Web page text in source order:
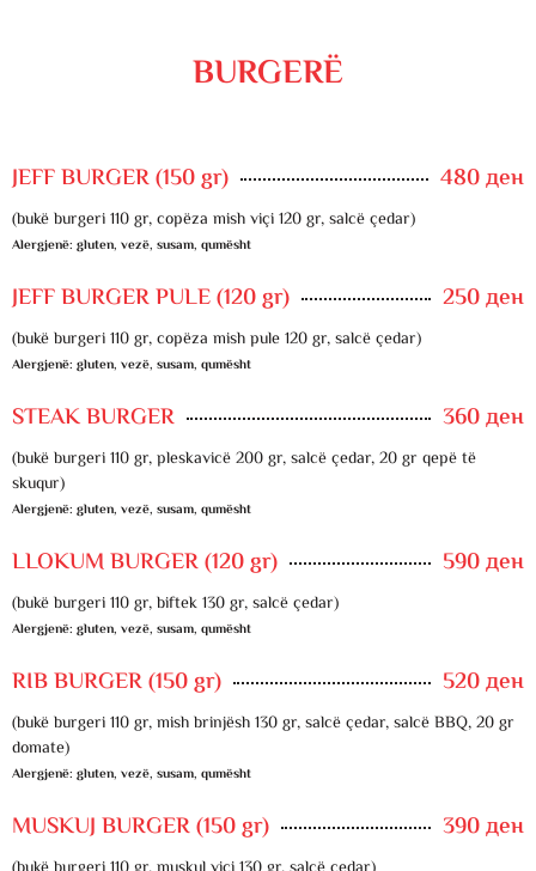
BURGERË
JEFF BURGER (150 gr) 480 ден
(bukë burgeri 110 gr, copëza mish viçi 120 gr, salcë çedar)
Alergjenë: gluten, vezë, susam, qumësht
JEFF BURGER PULE (120 gr) 250 ден
(bukë burgeri 110 gr, copëza mish pule 120 gr, salcë çedar)
Alergjenë: gluten, vezë, susam, qumësht
STEAK BURGER 360 ден
(bukë burgeri 110 gr, pleskavicë 200 gr, salcë çedar, 20 gr qepë të
skuqur)
Alergjenë: gluten, vezë, susam, qumësht
LLOKUM BURGER (120 gr) 590 ден
(bukë burgeri 110 gr, biftek 130 gr, salcë çedar)
Alergjenë: gluten, vezë, susam, qumësht
RIB BURGER (150 gr) 520 ден
(bukë burgeri 110 gr, mish brinjësh 130 gr, salcë çedar, salcë BBQ, 20 gr
domate)
Alergjenë: gluten, vezë, susam, qumësht
MUSKUJ BURGER (150 gr) 390 ден